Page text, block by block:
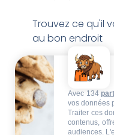
Trouvez ce qu'il
au bon endroit
Avec 134
vos données
Traiter ces
contenus,
audiences.